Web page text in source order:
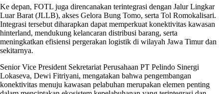
Ke depan, FOTL juga direncanakan terintegrasi dengan Jalur Lingkar
Luar Barat (JLLB), akses Gelora Bung Tomo, serta Tol Romokalisari.
Integrasi tersebut diharapkan dapat memperkuat konektivitas kawasan
hinterland, mendukung kelancaran distribusi barang, serta
meningkatkan efisiensi pergerakan logistik di wilayah Jawa Timur dan
sekitarnya.
Senior Vice President Sekretariat Perusahaan PT Pelindo Sinergi
Lokaseva, Dewi Fitriyani, mengatakan bahwa pengembangan
konektivitas menuju kawasan pelabuhan merupakan elemen penting